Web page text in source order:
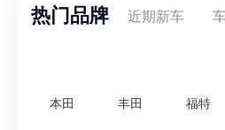
热门品牌 近期新车
本田 丰田 福特